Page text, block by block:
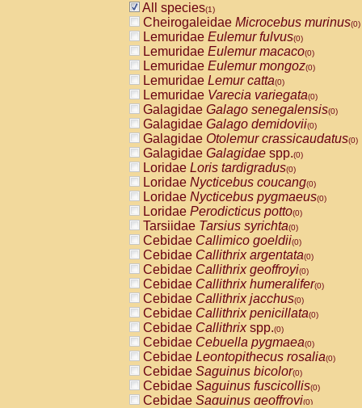
All species(1)
Cheirogaleidae Microcebus murinus(0)
Lemuridae Eulemur fulvus(0)
Lemuridae Eulemur macaco(0)
Lemuridae Eulemur mongoz(0)
Lemuridae Lemur catta(0)
Lemuridae Varecia variegata(0)
Galagidae Galago senegalensis(0)
Galagidae Galago demidovii(0)
Galagidae Otolemur crassicaudatus(0)
Galagidae Galagidae spp.(0)
Loridae Loris tardigradus(0)
Loridae Nycticebus coucang(0)
Loridae Nycticebus pygmaeus(0)
Loridae Perodicticus potto(0)
Tarsiidae Tarsius syrichta(0)
Cebidae Callimico goeldii(0)
Cebidae Callithrix argentata(0)
Cebidae Callithrix geoffroyi(0)
Cebidae Callithrix humeralifer(0)
Cebidae Callithrix jacchus(0)
Cebidae Callithrix penicillata(0)
Cebidae Callithrixspp.(0)
Cebidae Cebuella pygmaea(0)
Cebidae Leontopithecus rosalia(0)
Cebidae Saguinus bicolor(0)
Cebidae Saguinus fuscicollis(0)
Cebidae Saguinus geoffroyi(0)